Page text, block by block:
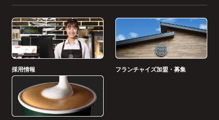
採用情報 フランチャイズ加盟・募集